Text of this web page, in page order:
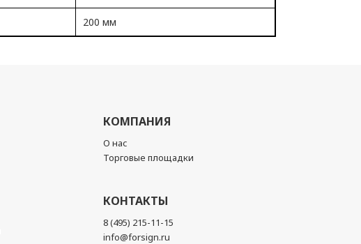
200 мм
КОМПАНИЯ
О нас
Торговые площадки
КОНТАКТЫ
8 (495) 215-11-15
info@forsign.ru